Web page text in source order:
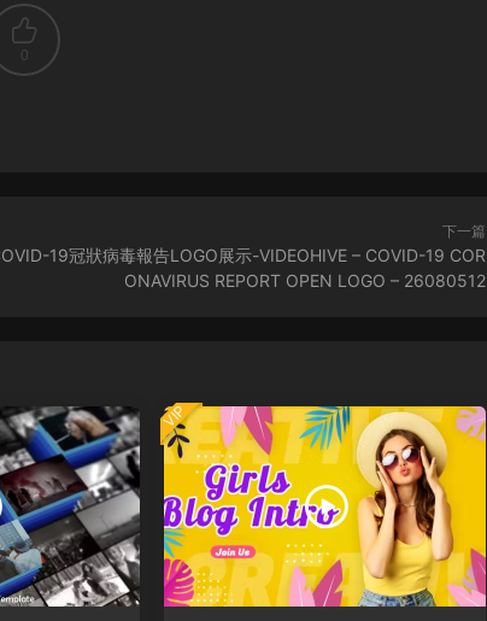
0
下一篇
19冠狀病毒報告LOGO展示-VIDEOHIVE – COVID-19 COR
ONAVIRUS REPORT OPEN LOGO – 26080512
VIP